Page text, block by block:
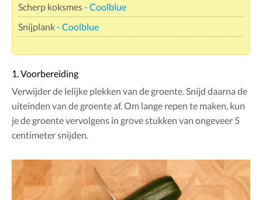
Scherp koksmes- Coolblue
Snijplank- Coolblue
1. Voorbereiding
Verwijder de lelijke plekken van de groente. Snijd daarna de
uiteinden van de groente af. Om lange repen te maken, kun
je de groente vervolgens in grove stukken van ongeveer 5
centimeter snijden.